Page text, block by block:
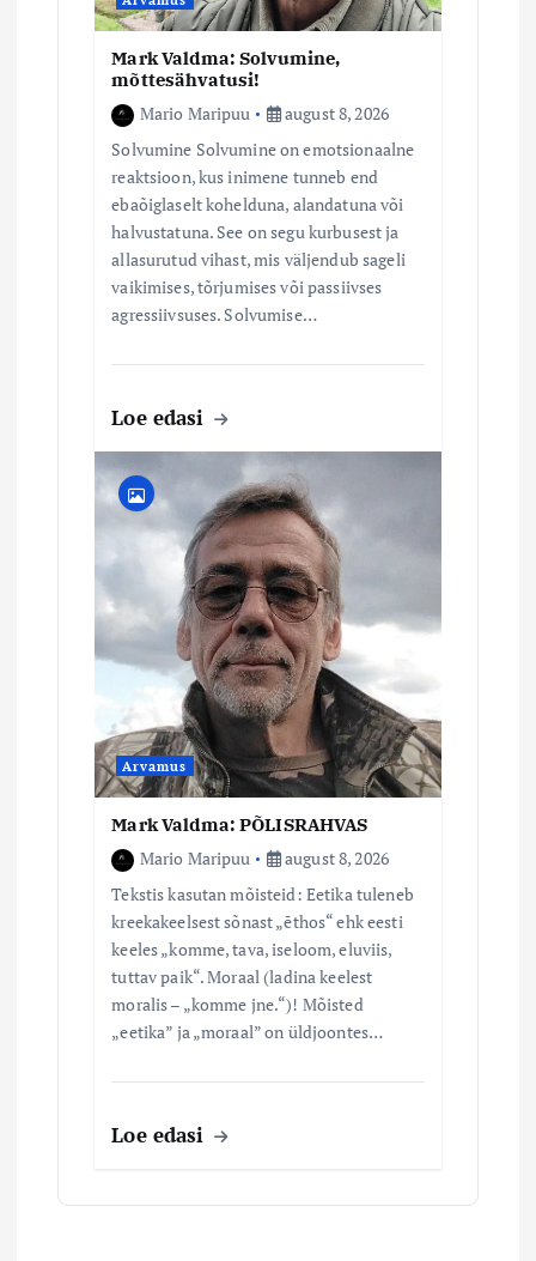
Mark Valdma: Solvumine,
mõttesähvatusi!
Mario Maripuu
august 8, 2026
Solvumine Solvumine on emotsionaalne
reaktsioon, kus inimene tunneb end
ebaõiglaselt kohelduna, alandatuna või
halvustatuna. See on segu kurbusest ja
allasurutud vihast, mis väljendub sageli
vaikimises, tõrjumises või passiivses
agressiivsuses. Solvumise…
Loe edasi
Arvamus
Mark Valdma: PÕLISRAHVAS
Mario Maripuu
august 8, 2026
Tekstis kasutan mõisteid: Eetika tuleneb
kreekakeelsest sõnast „ēthos“ ehk eesti
keeles „komme, tava, iseloom, eluviis,
tuttav paik“. Moraal (ladina keelest
moralis – „komme jne.“)! Mõisted
„eetika” ja „moraal” on üldjoontes…
Loe edasi